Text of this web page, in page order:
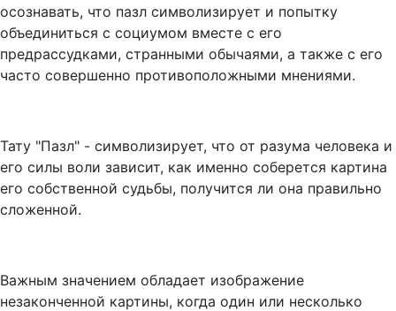
осознавать, что пазл символизирует и попытку
объединиться с социумом вместе с его
предрассудками, странными обычаями, а также с его
часто совершенно противоположными мнениями.
Тату "Пазл" - символизирует, что от разума человека и
его силы воли зависит, как именно соберется картина
его собственной судьбы, получится ли она правильно
сложенной.
Важным значением обладает изображение
незаконченной картины, когда один или несколько